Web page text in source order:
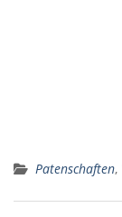
Patenschaften,